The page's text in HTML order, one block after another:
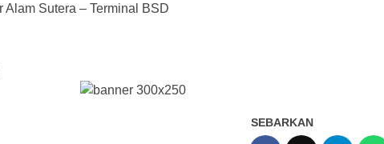
Alam Sutera – Terminal BSD
SEBARKAN